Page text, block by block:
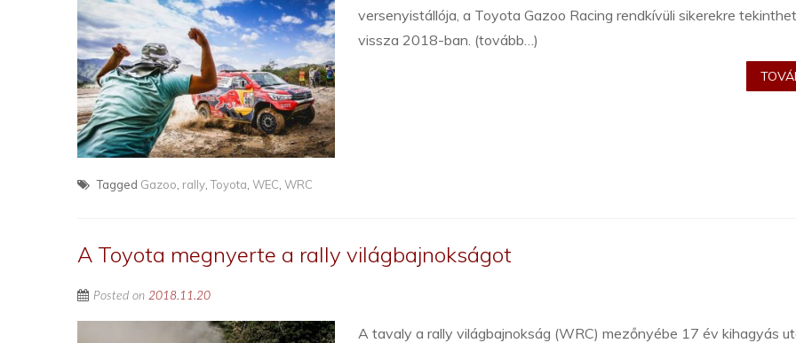
versenyistállója, a Toyota Gazoo Racing rendkívüli sikerekre tekinthet
vissza 2018-ban. (tovább…)
Tagged Gazoo rally ,Toyota WEC WRC
A Toyota megnyerte a rally világbajnokságot
Posted on 2018.11.20
A tavaly a rally világbajnokság (WRC) mezőnyébe 17 év kihagyás